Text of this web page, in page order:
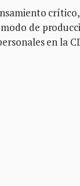
de
en la